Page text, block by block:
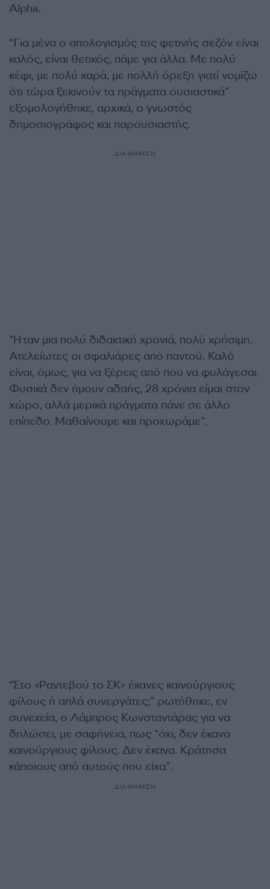
Alpha.
“Για μένα ο απολογισμός της φετινής σεζόν είναι
καλός, είναι θετικός, πάμε για άλλα. Με πολύ
κέφι, με πολύ χαρά, με πολλή όρεξη γιατί νομίζω
ότι τώρα ξεκινούν τα πράγματα ουσιαστικά”
εξομολογήθηκε, αρχικά, ο γνωστός
δημοσιογράφος και παρουσιαστής.
ΔΙΑΦΗΜΙΣΗ
“Ήταν μια πολύ διδακτική χρονιά, πολύ χρήσιμη.
Ατελείωτες οι σφαλιάρες από παντού. Καλό
είναι, όμως, για να ξέρεις από που να φυλάγεσαι.
Φυσικά δεν ήμουν αδαής, 28 χρόνια είμαι στον
χώρο, αλλά μερικά πράγματα πάνε σε άλλο
επίπεδο. Μαθαίνουμε και προχωράμε”.
“Στο «Ραντεβού το ΣΚ» έκανες καινούργιους
φίλους ή απλά συνεργάτες;” ρωτήθηκε, εν
συνεχεία, ο Λάμπρος Κωνσταντάρας για να
δηλώσει, με σαφήνεια, πως “όχι, δεν έκανα
καινούργιους φίλους. Δεν έκανα. Κράτησα
κάποιους από αυτούς που είχα”.
ΔΙΑΦΗΜΙΣΗ